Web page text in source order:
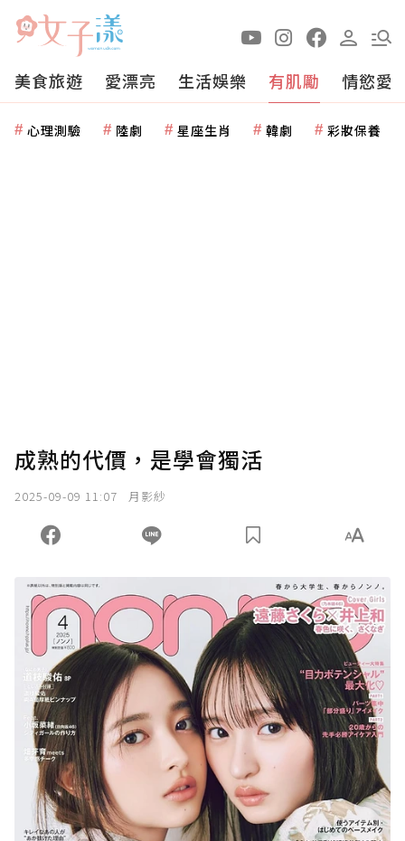
美食旅遊 愛漂亮 生活娛樂 有肌勵 情慾愛
心理測驗 陸劇 星座生肖 韓劇 彩妝保養
成熟的代價，是學會獨活
2025-09-09 11:07 月影紗